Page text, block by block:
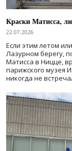
Краски Матисса,
22.07.2026
Если этим летом
Лазурном берегу,
Матисса в Ницце,
парижского музея
никогда не